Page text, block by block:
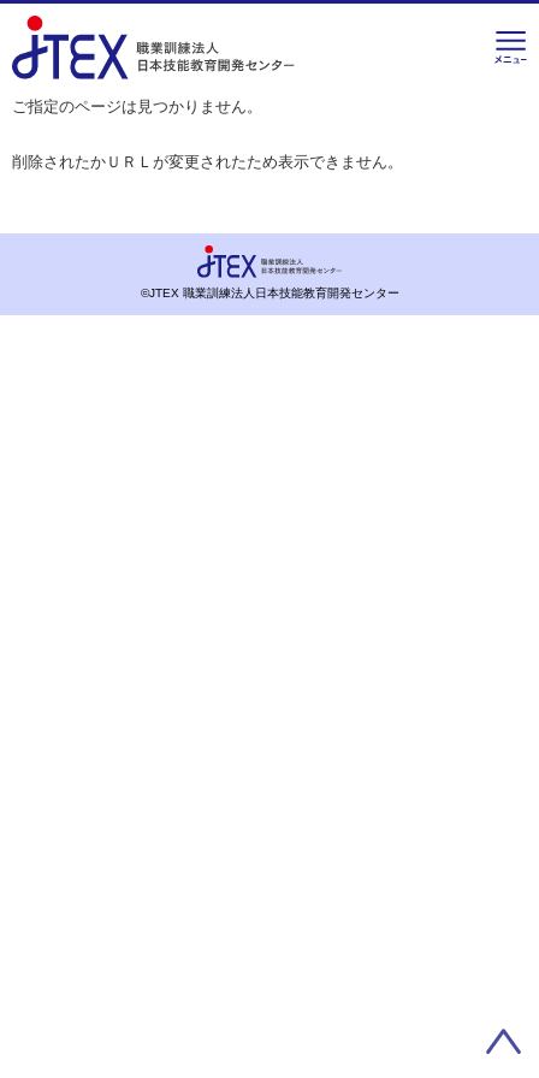
ご指定のページは見つかりません。
削除されたかＵＲＬが変更されたため表示できません。
©JTEX 職業訓練法人日本技能教育開発センター